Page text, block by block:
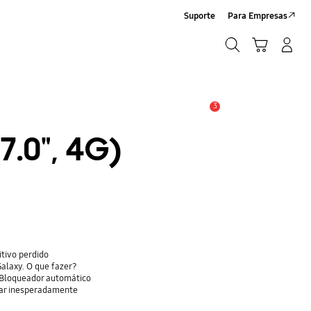
Suporte Para Empresas
3
4G)
perdido
O que fazer?
automático
inesperadamente